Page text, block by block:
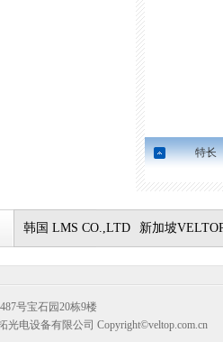
特长
韩国 LMS CO.,LTD 新加坡
号宝石园20栋9楼
光电设备有限公司 Copyright©veltop.com.cn